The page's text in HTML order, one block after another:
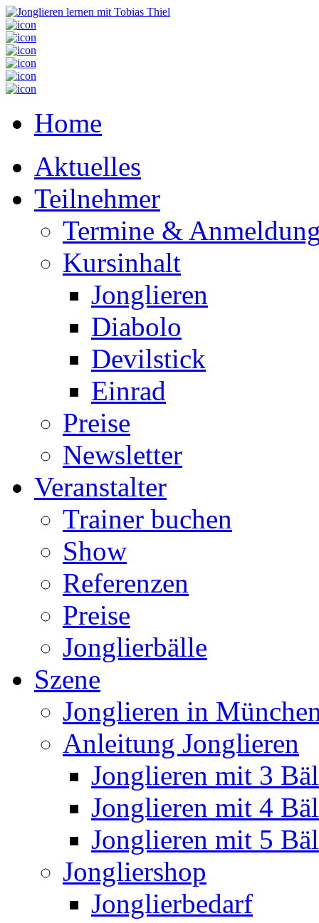
Home
Aktuelles
Teilnehmer
Termine &
Kursinhalt
Jonglieren
Diabolo
Devilstick
Einrad
Preise
Newsletter
Veranstalter
Trainer buchen
Show
Referenzen
Preise
Jonglierbälle
Szene
Jonglieren in
Anleitung Jonglieren
Jonglieren mit 3
Jonglieren mit 4
Jonglieren mit 5
Jongliershop
Jonglierbedarf